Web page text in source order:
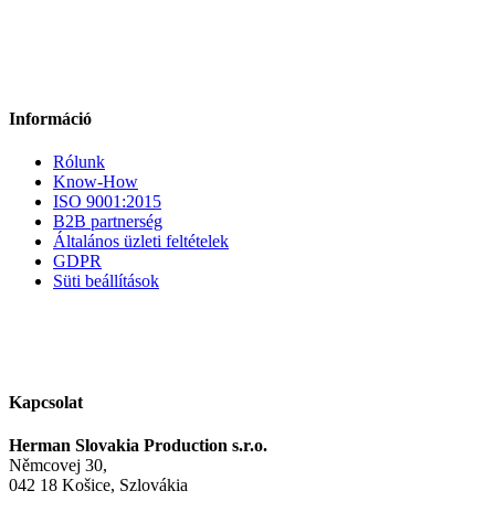
Információ
Rólunk
Know-How
ISO 9001:2015
B2B partnerség
Általános üzleti feltételek
GDPR
Süti beállítások
Kapcsolat
Herman Slovakia Production s.r.o.
Němcovej 30,
042 18 Košice, Szlovákia